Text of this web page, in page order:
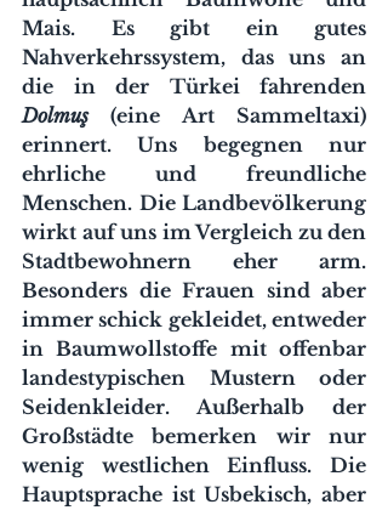
Mais. Es gibt ein gutes
Nahverkehrssystem, das uns an
Dolmuş (eine Art Sammeltaxi)
erinnert. Uns begegnen nur
ehrliche und freundliche
Menschen. Die Landbevölkerung
wirkt auf uns im Vergleich zu den
Stadtbewohnern eher arm.
Besonders die Frauen sind aber
immer schick gekleidet, entweder
in Baumwollstoffe mit offenbar
landestypischen Mustern oder
Seidenkleider. Außerhalb der
Großstädte bemerken wir nur
wenig westlichen Einfluss. Die
Hauptsprache ist Usbekisch, aber